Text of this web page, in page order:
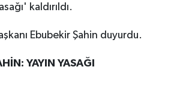
kaldırıldı.
Ebubekir Şahin duyurdu.
YAYIN YASAĞI